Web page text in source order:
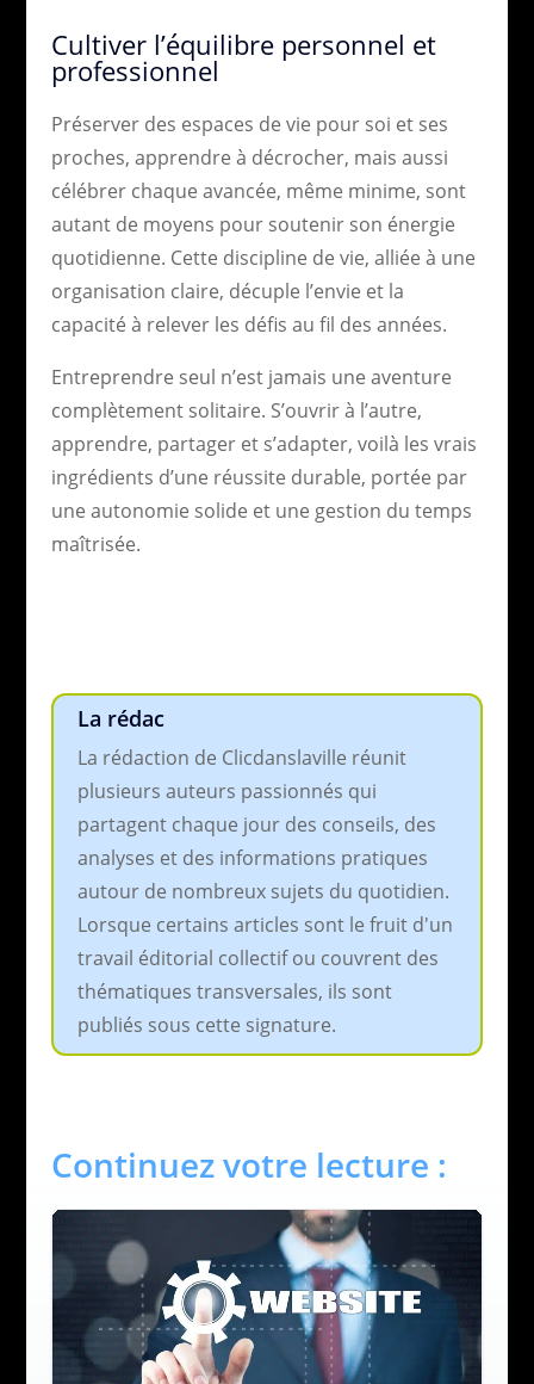
Cultiver l’équilibre personnel et
professionnel
Préserver des espaces de vie pour soi et ses
proches, apprendre à décrocher, mais aussi
célébrer chaque avancée, même minime, sont
autant de moyens pour soutenir son énergie
quotidienne. Cette discipline de vie, alliée à une
organisation claire, décuple l’envie et la
capacité à relever les défis au fil des années.
Entreprendre seul n’est jamais une aventure
complètement solitaire. S’ouvrir à l’autre,
apprendre, partager et s’adapter, voilà les vrais
ingrédients d’une réussite durable, portée par
une autonomie solide et une gestion du temps
maîtrisée.
La rédac
La rédaction de Clicdanslaville réunit
plusieurs auteurs passionnés qui
partagent chaque jour des conseils, des
analyses et des informations pratiques
autour de nombreux sujets du quotidien.
Lorsque certains articles sont le fruit d'un
travail éditorial collectif ou couvrent des
thématiques transversales, ils sont
publiés sous cette signature.
Continuez votre lecture :